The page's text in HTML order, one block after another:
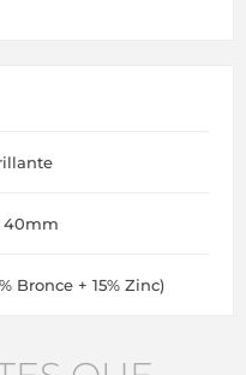
40mm
Bronce + 15% Zinc)